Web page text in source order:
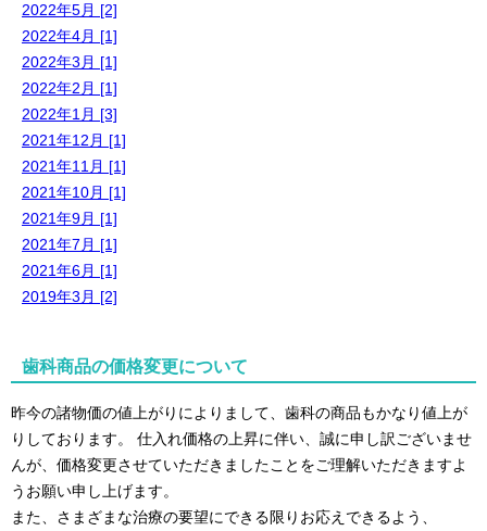
2022年5月 [2]
2022年4月 [1]
2022年3月 [1]
2022年2月 [1]
2022年1月 [3]
2021年12月 [1]
2021年11月 [1]
2021年10月 [1]
2021年9月 [1]
2021年7月 [1]
2021年6月 [1]
2019年3月 [2]
歯科商品の価格変更について
昨今の諸物価の値上がりによりまして、歯科の商品もかなり値上が
りしております。 仕入れ価格の上昇に伴い、誠に申し訳ございませ
んが、価格変更させていただきましたことをご理解いただきますよ
うお願い申し上げます。
また、さまざまな治療の要望にできる限りお応えできるよう、